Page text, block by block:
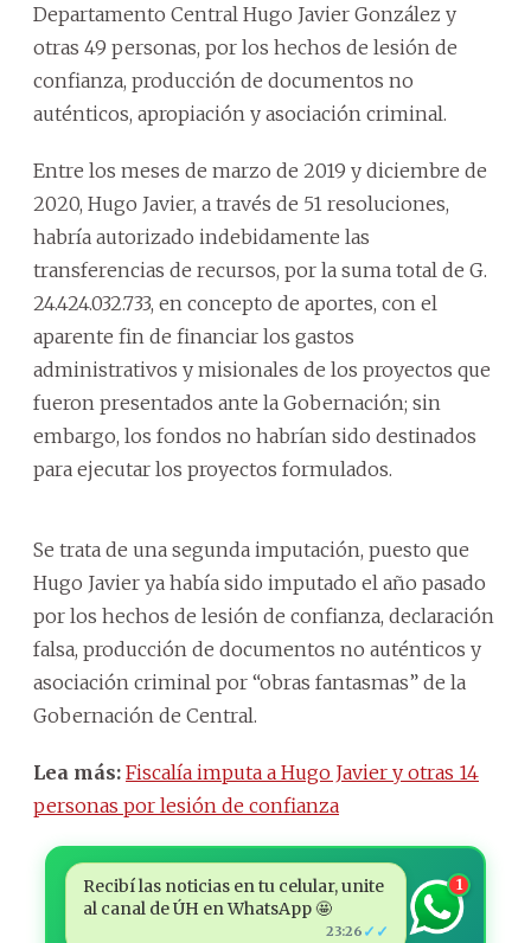
Departamento Central Hugo Javier González y
otras 49 personas, por los hechos de lesión de
confianza, producción de documentos no
auténticos, apropiación y asociación criminal.
Entre los meses de marzo de 2019 y diciembre de
2020, Hugo Javier, a través de 51 resoluciones,
habría autorizado indebidamente las
transferencias de recursos, por la suma total de G.
24.424.032.733, en concepto de aportes, con el
aparente fin de financiar los gastos
administrativos y misionales de los proyectos que
fueron presentados ante la Gobernación; sin
embargo, los fondos no habrían sido destinados
para ejecutar los proyectos formulados.
Se trata de una segunda imputación, puesto que
Hugo Javier ya había sido imputado el año pasado
por los hechos de lesión de confianza, declaración
falsa, producción de documentos no auténticos y
asociación criminal por “obras fantasmas” de la
Gobernación de Central.
Lea más: Fiscalía imputa a Hugo Javier y otras 14
personas por lesión de confianza
Recibí las noticias en tu celular, unite
al canal de ÚH en WhatsApp 🤩
23:26 ✓✓
1